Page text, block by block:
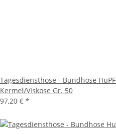
Tagesdiensthose - Bundhose
Kermel/Viskose Gr. 50
97,20 € *